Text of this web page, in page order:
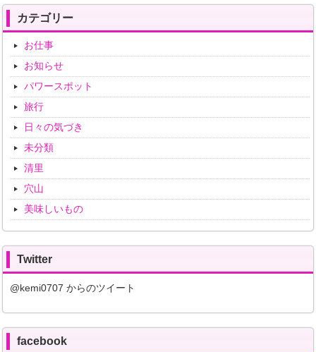
カテゴリー
お仕事
お知らせ
パワースポット
旅行
日々の気づき
未分類
清里
穴山
美味しいもの
Twitter
@kemi0707 からのツイート
facebook